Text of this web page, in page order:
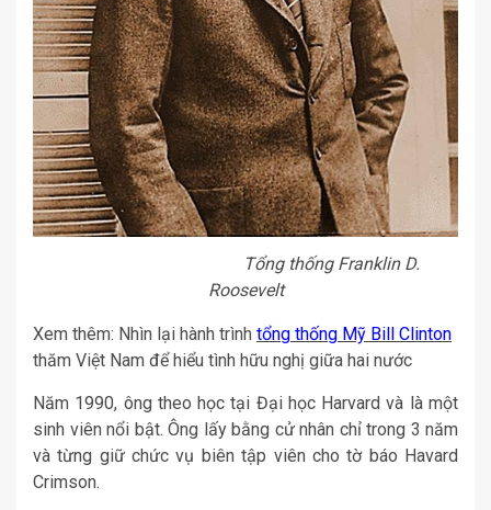
Tổng thống Franklin D.
Roosevelt
Xem thêm: Nhìn lại hành trình tổng thống Mỹ Bill Clinton
thăm Việt Nam để hiểu tình hữu nghị giữa hai nước
Năm 1990, ông theo học tại Đại học Harvard và là một
sinh viên nổi bật. Ông lấy bằng cử nhân chỉ trong 3 năm
và từng giữ chức vụ biên tập viên cho tờ báo Havard
Crimson.